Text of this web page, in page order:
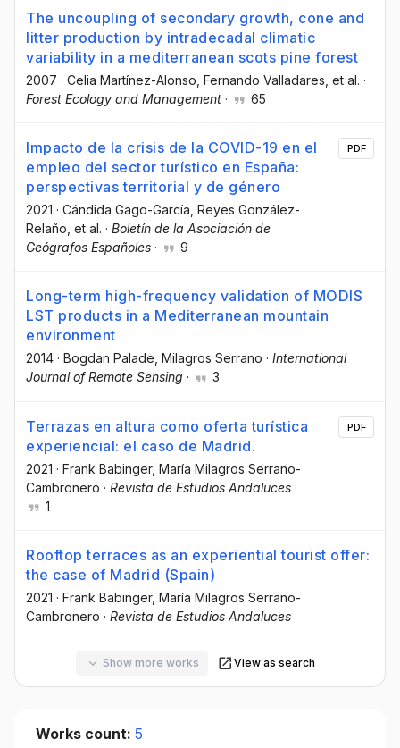
The uncoupling of secondary growth, cone and
litter production by intradecadal climatic
variability in a mediterranean scots pine forest
2007 · Celia Martínez-Alonso , Fernando Valladares , et al. ·
Forest Ecology and Management · 65
Impacto de la crisis de la COVID-19 en el
empleo del sector turístico en España:
perspectivas territorial y de género
2021 · Cándida Gago-García , Reyes González-
Relaño , et al. · Boletín de la Asociación de
Geógrafos Españoles · 9
PDF
Long-term high-frequency validation of MODIS
LST products in a Mediterranean mountain
environment
2014 · Bogdan Palade , Milagros Serrano · International
Journal of Remote Sensing · 3
Terrazas en altura como oferta turística
experiencial: el caso de Madrid.
2021 · Frank Babinger, María Milagros Serrano-
Cambronero · Revista de Estudios Andaluces ·
1
PDF
Rooftop terraces as an experiential tourist offer:
the case of Madrid (Spain)
2021 · Frank Babinger, María Milagros Serrano-
Cambronero · Revista de Estudios Andaluces
Show more works View as search
Works count: 5